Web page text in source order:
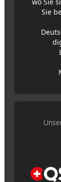
wo Sie
Sie